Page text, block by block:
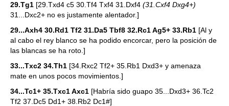
29.Tg1 [29.Txd4 c5 30.Tf4 Txf4 31.Dxf4 (31.Cxf4 Dxg4+)
31...Dxc2+ no es justamente alentador.]
29...Axh4 30.Rd1 Tf2 31.Da5 Tbf8 32.Rc1 Ag5+ 33.Rb1 [Al y
al cabo el rey blanco se ha podido encorcar, pero la posición de
las blancas se ha roto.]
33...Txc2 34.Th1 [34.Rxc2 Tf2+ 35.Rb1 Dxd3+ y amenaza
mate en unos pocos movimientos.]
34...Tc1+ 35.Txc1 Axc1 [Habría sido guapo 35...Dxd3+ 36.Tc2
Tf2 37.Dc5 Dd1+ 38.Rb2 Dc1#]